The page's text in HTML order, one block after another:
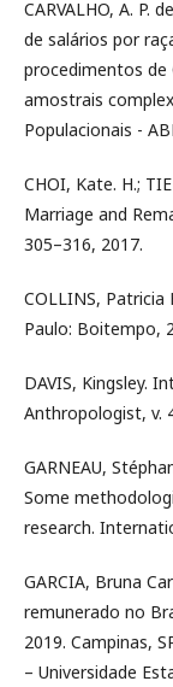
CARVALHO, A. P.
de salários por
procedimentos de
amostrais
Populacionais -
CHOI, Kate. H.;
Marriage and
305–316, 2017.
COLLINS, Patricia
Paulo: Boitempo,
DAVIS, Kingsley.
Anthropologist, v.
GARNEAU,
Some
research.
GARCIA, Bruna
remunerado no
2019. Campinas,
– Universidade